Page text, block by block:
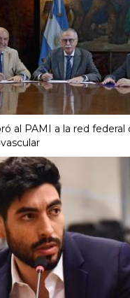
al PAMI a la red federal